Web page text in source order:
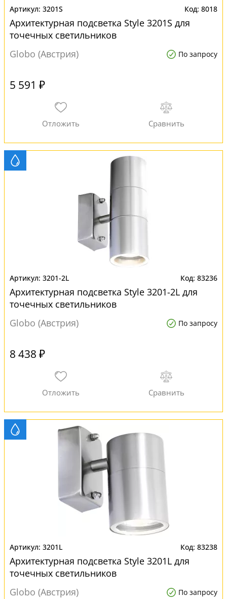
3201S 8018
Архитектурная подсветка Style 3201S для
точечных светильников
Globo (Австрия)
По запросу
5 591 ₽
3201-2L 83236
Архитектурная подсветка Style 3201-2L для
точечных светильников
Globo (Австрия)
По запросу
8 438 ₽
3201L 83238
Архитектурная подсветка Style 3201L для
точечных светильников
Globo (Австрия)
По запросу